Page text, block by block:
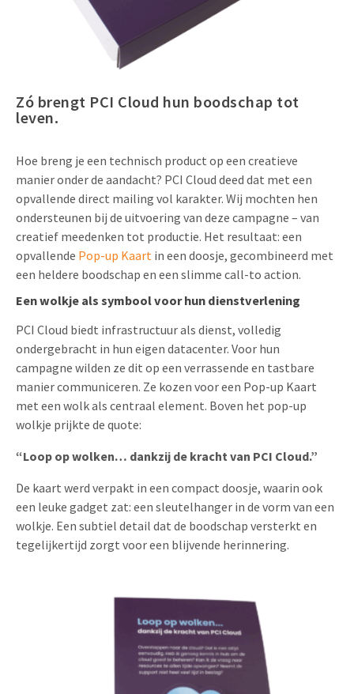
Zó brengt PCI Cloud hun boodschap tot
leven.
Hoe breng je een technisch product op een creatieve
manier onder de aandacht? PCI Cloud deed dat met een
opvallende direct mailing vol karakter. Wij mochten hen
ondersteunen bij de uitvoering van deze campagne – van
creatief meedenken tot productie. Het resultaat: een
opvallende Pop-up Kaart in een doosje, gecombineerd met
een heldere boodschap en een slimme call-to action.
Een wolkje als symbool voor hun dienstverlening
PCI Cloud biedt infrastructuur als dienst, volledig
ondergebracht in hun eigen datacenter. Voor hun
campagne wilden ze dit op een verrassende en tastbare
manier communiceren. Ze kozen voor een Pop-up Kaart
met een wolk als centraal element. Boven het pop-up
wolkje prijkte de quote:
“Loop op wolken… dankzij de kracht van PCI Cloud.”
De kaart werd verpakt in een compact doosje, waarin ook
een leuke gadget zat: een sleutelhanger in de vorm van een
wolkje. Een subtiel detail dat de boodschap versterkt en
tegelijkertijd zorgt voor een blijvende herinnering.
Lenticular Cards
Tabkaarten
Budget kaarten
Andere opvallende mailings
Alle producten
Automotive Marketing
Non-profit Marketing
Duurzame Marketing
Marketing voor Scholen
Horeca Marketing
Food Marketing
Product Introductie
Kalender maken
Klantenbinding
Contactgegevens
Brochure downloaden